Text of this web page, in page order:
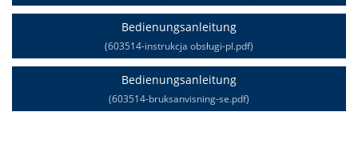
Bedienungsanleitung
(603514-instrukcja obsługi-pl.pdf)
Bedienungsanleitung
(603514-bruksanvisning-se.pdf)